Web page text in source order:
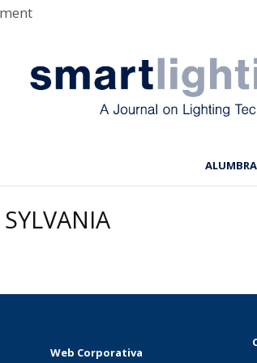
SYLVANIA
Web Corporativa